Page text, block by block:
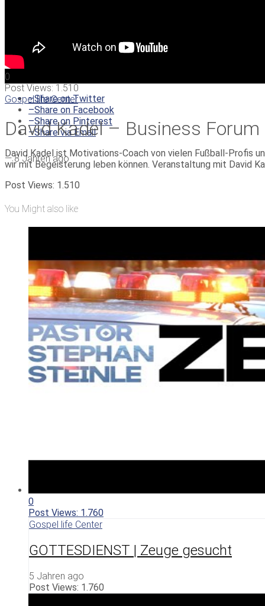
0
Post Views: 1.510
Gospel life Center
David Kadel – Business
— 8 Jahren ago
–Share on Twitter
–Share on Facebook
–Share on Pinterest
–Share via Email
David Kadel ist Motivations-Coach von vielen Fußball-Profis
wir mit Begeisterung leben können. Veranstaltung mit David
Post Views: 1.510
You Might also like
0
Post Views: 1.760
Gospel life Center
GOTTESDIENST | Zeuge gesucht
5 Jahren ago
Post Views: 1.760